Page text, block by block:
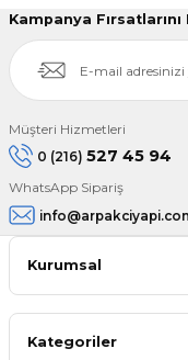
Kampanya Fırsatlarını
Müşteri Hizmetleri
0 (216) 527 45 94
WhatsApp Sipariş
Kurumsal
Kategoriler